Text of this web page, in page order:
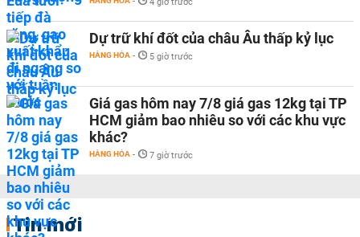
Dự trữ khí đốt của châu Âu thấp kỷ lục
HÀNG HÓA - 5 giờ trước
Giá gas hôm nay 7/8 giá gas 12kg tại TP
HCM giảm bao nhiêu so với các khu vực
khác?
HÀNG HÓA - 7 giờ trước
Tin mới